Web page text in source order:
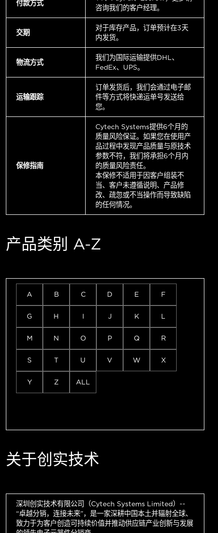
付款方式
咨询我们的客户经理。
交期
对于库存产品，订单预计在3天
内发货。
物流方式
我们为国际运输提供DHL、
FedEx、UPS。
运输跟踪
订单发货后，我们会通过电子邮
件等方式将快递运单号发送给
您。
保修指南
Cytech Systems提供6个月的
质量风险保证。如果您在使用产
品过程中发现产品质量与原技术
参数不符，我们将承担6个月内
的质量风险责任。
本保修不适用于因客户组装不
当、客户未遵循说明、产品修
改、疏忽或不当操作而导致缺陷
的任何情况。
产品类别 A-Z
A B C D E F
G H I J K L
M N O P Q R
S T U V W X
Y Z ALL
关于创实技术
深圳创实技术有限公司（Cytech Systems Limited）--
“卓越分销，连接未来”，是一家深耕中国本土并辐射全球、
致力于为客户创造可持续价值并推动供应链产业创新与发展